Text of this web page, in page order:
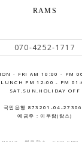
RAMS
070-4252-1717
- FRI AM 10:00 - PM
LUNCH PM 12:00 - PM
SAT.SUN.HOLIDAY OFF
국민은행 873201-04-
예금주 : 이우람(람스)